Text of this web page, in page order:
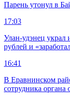
Парень утонул в
17:03
Улан-удэнец украл
рублей и
16:41
В Еравнинском
сотрудника органа